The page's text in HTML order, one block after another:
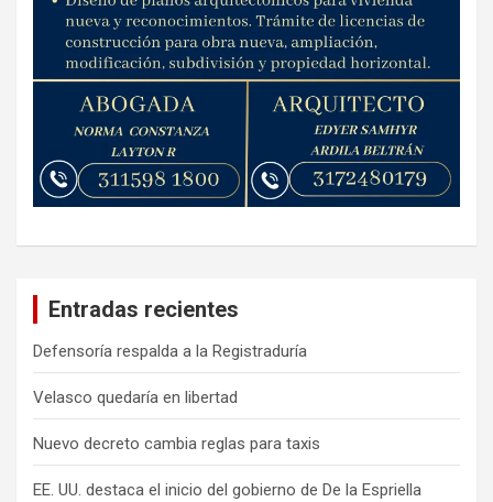
Entradas recientes
Defensoría respalda a la Registraduría
Velasco quedaría en libertad
Nuevo decreto cambia reglas para taxis
EE. UU. destaca el inicio del gobierno de De la Espriella